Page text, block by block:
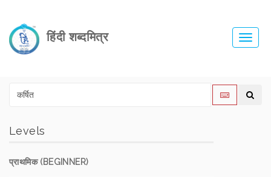
हिंदी शब्दमित्र
Levels
प्राथमिक (BEGINNER)